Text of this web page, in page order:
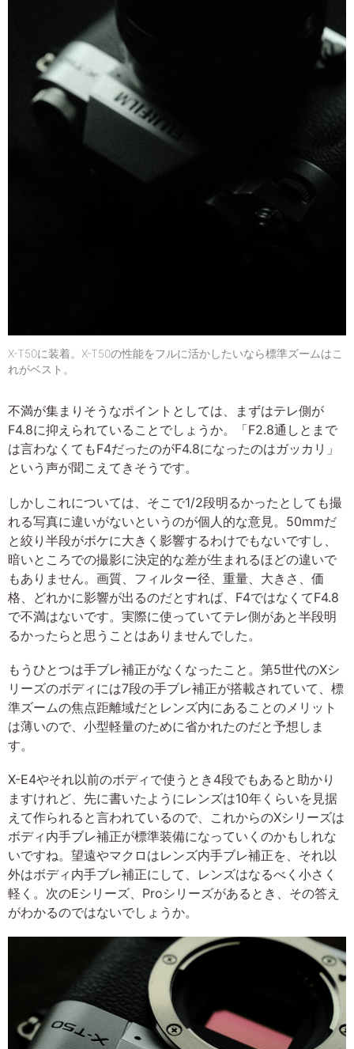
X-T50に装着。X-T50の性能をフルに活かしたいなら標準ズームはこ
れがベスト。
不満が集まりそうなポイントとしては、まずはテレ側が
F4.8に抑えられていることでしょうか。「F2.8通しとまで
は言わなくてもF4だったのがF4.8になったのはガッカリ」
という声が聞こえてきそうです。
しかしこれについては、そこで1/2段明るかったとしても撮
れる写真に違いがないというのが個人的な意見。50mmだ
と絞り半段がボケに大きく影響するわけでもないですし、
暗いところでの撮影に決定的な差が生まれるほどの違いで
もありません。画質、フィルター径、重量、大きさ、価
格、どれかに影響が出るのだとすれば、F4ではなくてF4.8
で不満はないです。実際に使っていてテレ側があと半段明
るかったらと思うことはありませんでした。
もうひとつは手ブレ補正がなくなったこと。第5世代のXシ
リーズのボディには7段の手ブレ補正が搭載されていて、標
準ズームの焦点距離域だとレンズ内にあることのメリット
は薄いので、小型軽量のために省かれたのだと予想しま
す。
X-E4やそれ以前のボディで使うとき4段でもあると助かり
ますけれど、先に書いたようにレンズは10年くらいを見据
えて作られると言われているので、これからのXシリーズは
ボディ内手ブレ補正が標準装備になっていくのかもしれな
いですね。望遠やマクロはレンズ内手ブレ補正を、それ以
外はボディ内手ブレ補正にして、レンズはなるべく小さく
軽く。次のEシリーズ、Proシリーズがあるとき、その答え
がわかるのではないでしょうか。